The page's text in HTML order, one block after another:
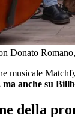
Donato
musicale
ma anche su
della